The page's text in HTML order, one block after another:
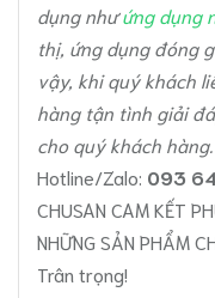
dụng nhưứng dụng
thị, ứng dụng đóng
vậy, khi quý khách
hàng tận tình giải
cho quý khách hàng.
Hotline/Zalo: 093
CHUSAN CAM KẾT
NHỮNG SẢN PHẨM
Trân trọng!